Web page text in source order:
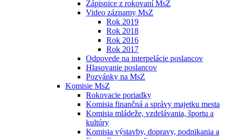
Zápisnice z rokovaní MsZ
Video záznamy MsZ
Rok 2019
Rok 2018
Rok 2016
Rok 2017
Odpovede na interpelácie poslancov
Hlasovanie poslancov
Pozvánky na MsZ
Komisie MsZ
Rokovacie poriadky
Komisia finančná a správy majetku mesta
Komisia mládeže, vzdelávania, športu a
kultúry
Komisia výstavby, dopravy, podnikania a